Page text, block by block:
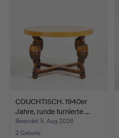
COUCHTISCH. 1940er
Jahre, runde furnierte …
Beendet 5. Aug 2026
2 Gebote